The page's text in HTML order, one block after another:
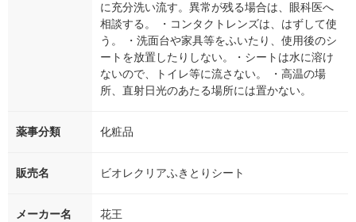
に充分洗い流す。異常が残る場合は、眼科医へ
相談する。 ・コンタクトレンズは、はずして使
う。 ・洗面台や家具等をふいたり、使用後のシ
ートを放置したりしない。・シートは水に溶け
ないので、トイレ等に流さない。 ・高温の場
所、直射日光のあたる場所には置かない。
薬事分類 化粧品
販売名 ビオレクリアふきとりシート
メーカー名 花王